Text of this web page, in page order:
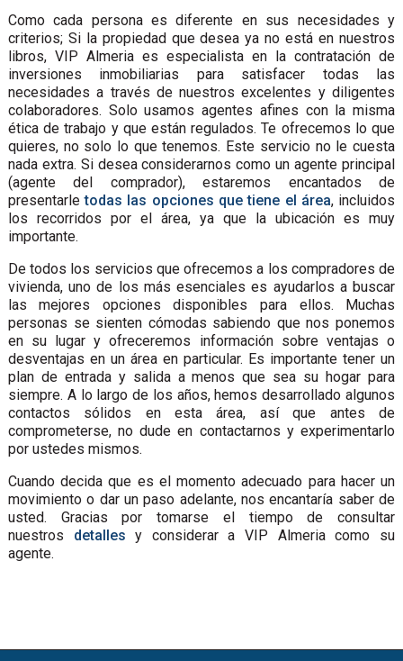
Como cada persona es diferente en sus necesidades y
criterios; Si la propiedad que desea ya no está en nuestros
libros, VIP Almeria es especialista en la contratación de
inversiones inmobiliarias para satisfacer todas las
necesidades a través de nuestros excelentes y diligentes
colaboradores. Solo usamos agentes afines con la misma
ética de trabajo y que están regulados. Te ofrecemos lo que
quieres, no solo lo que tenemos. Este servicio no le cuesta
nada extra. Si desea considerarnos como un agente principal
(agente del comprador), estaremos encantados de
presentarletodas las opciones que tiene el área, incluidos
los recorridos por el área, ya que la ubicación es muy
importante.
De todos los servicios que ofrecemos a los compradores de
vivienda, uno de los más esenciales es ayudarlos a buscar
las mejores opciones disponibles para ellos. Muchas
personas se sienten cómodas sabiendo que nos ponemos
en su lugar y ofreceremos información sobre ventajas o
desventajas en un área en particular. Es importante tener un
plan de entrada y salida a menos que sea su hogar para
siempre. A lo largo de los años, hemos desarrollado algunos
contactos sólidos en esta área, así que antes de
comprometerse, no dude en contactarnos y experimentarlo
por ustedes mismos.
Cuando decida que es el momento adecuado para hacer un
movimiento o dar un paso adelante, nos encantaría saber de
usted. Gracias por tomarse el tiempo de consultar
nuestros detalles y considerar a VIP Almeria como su
agente.